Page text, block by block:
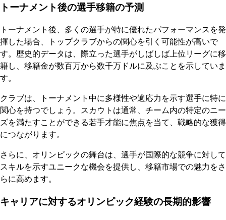
トーナメント後の選手移籍の予測
トーナメント後、多くの選手が特に優れたパフォーマンスを発
揮した場合、トップクラブからの関心を引く可能性が高いで
す。歴史的データは、際立った選手がしばしば上位リーグに移
籍し、移籍金が数百万から数千万ドルに及ぶことを示していま
す。
クラブは、トーナメント中に多様性や適応力を示す選手に特に
関心を持つでしょう。スカウトは通常、チーム内の特定のニー
ズを満たすことができる若手才能に焦点を当て、戦略的な獲得
につながります。
さらに、オリンピックの舞台は、選手が国際的な競争に対して
スキルを示すユニークな機会を提供し、移籍市場での魅力をさ
らに高めます。
キャリアに対するオリンピック経験の長期的影響